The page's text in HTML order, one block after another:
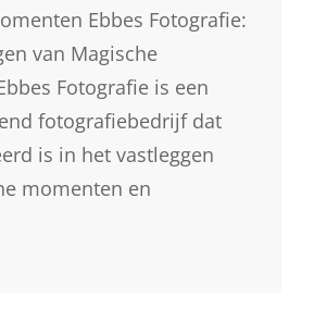
Ebbes Fotografie:
van Magische
Fotografie is een
fotografiebedrijf dat
is in het vastleggen
momenten en